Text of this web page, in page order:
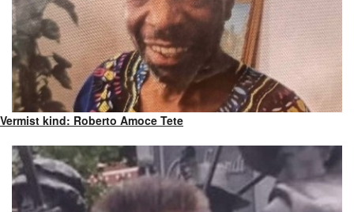
Vermist kind: Roberto Amoce Tete